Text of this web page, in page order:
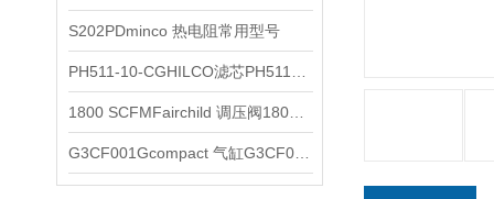
S202PDminco 热电阻常用型号